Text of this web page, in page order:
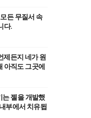
든 무질서 속
다.
제든지 네가 원
아직도 그곳에
젤을 개발했
부에서 치유됩